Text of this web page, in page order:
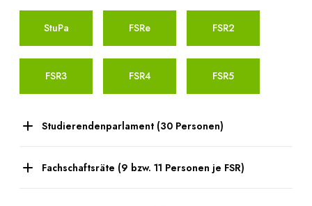
StuPa FSRe FSR2
FSR3 FSR4 FSR5
Studierendenparlament (30 Personen)
Fachschaftsräte (9 bzw. 11 Personen je FSR)